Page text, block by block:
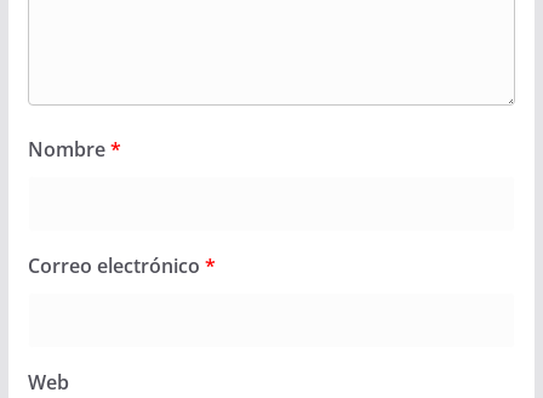
Nombre*
Correo electrónico *
Web